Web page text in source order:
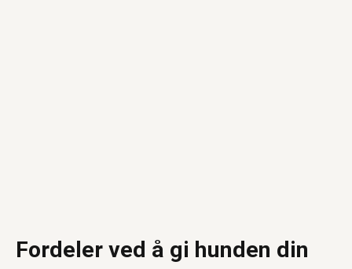
Fordeler ved å gi hunden din